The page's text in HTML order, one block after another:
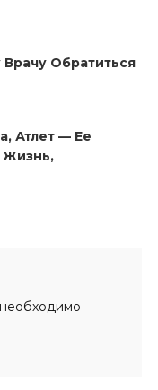
Обратиться
Атлет — Ее
Жизнь,